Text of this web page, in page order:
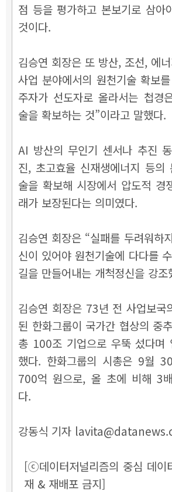
점 등을 평가하고 본보기로 삼아
것이다.
김승연 회장은 또 방산, 조선, 에
사업 분야에서의 원천기술 확보
주자가 선도자로 올라서는 첩경
술을 확보하는 것”이라고 말했다.
AI 방산의 무인기 센서나 추진
진, 초고효율 신재생에너지 등의
술을 확보해 시장에서 압도적 경
래가 보장된다는 의미였다.
김승연 회장은 “실패를 두려워하
신이 있어야 원천기술에 다다를
길을 만들어내는 개척정신을 강조
김승연 회장은 73년 전 사업보국
된 한화그룹이 국가간 협상의 중
총 100조 기업으로 우뚝 섰다며
했다. 한화그룹의 시총은 9월
700억 원으로, 올 초에 비해 3
다.
강동식 기자
[ⓒ데이터저널리즘의 중심 데이
재 & 재배포 금지]